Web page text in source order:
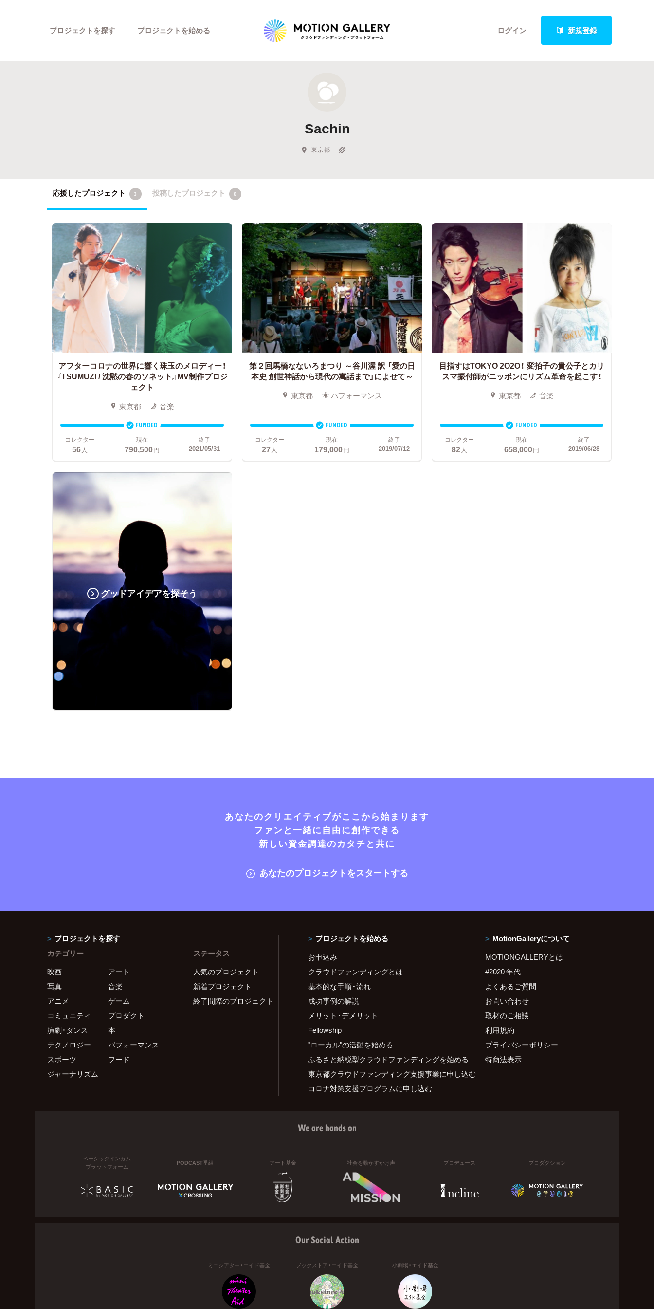
ログイン 新規登録
プロジェクトを探す
新着プロジェクト
Feature
キュレーターから探す
プロジェクトを始める
Sachin
東京都
応援したプロジェクト 3 投稿したプロジェクト 0
アフターコロナの世界に響く珠玉のメロディー！
『TSUMUZI / 沈黙の春のソネット』MV制作プロジ
ェクト
東京都 音楽
FUNDED
コレクター
56人
現在
790,500円
終了
2021/05/31
第２回馬橋なないろまつり ～谷川渥 訳 「愛の日
本史 創世神話から現代の寓話まで」によせて～
東京都 パフォーマンス
FUNDED
コレクター
27人
現在
179,000円
終了
2019/07/12
目指すはTOKYO 2O2O！ 変拍子の貴公子とカリ
スマ振付師がニッポンにリズム革命を起こす！
東京都 音楽
FUNDED
コレクター
82人
現在
658,000円
終了
2019/06/28
グッドアイデアを探そう
あなたのクリエイティブがここから始まります
ファンと一緒に自由に創作できる
新しい資金調達のカタチと共に
あなたのプロジェクトをスタートする
プロジェクトを探す
カテゴリー
映画
アート
写真
音楽
アニメ
ゲーム
コミュニティ
プロダクト
演劇・ダンス
本
テクノロジー
パフォーマンス
スポーツ
フード
ジャーナリズム
ステータス
人気のプロジェクト
新着プロジェクト
終了間際のプロジェクト
プロジェクトを始める
お申込み
クラウドファンディングとは
基本的な手順・流れ
成功事例の解説
メリット・デメリット
Fellowship
"ローカル"の活動を始める
ふるさと納税型クラウドファンディングを始める
東京都クラウドファンディング支援事業に申し込む
コロナ対策支援プログラムに申し込む
MotionGalleryについて
MOTIONGALLERYとは
#2020 年代
よくあるご質問
お問い合わせ
取材のご相談
利用規約
プライバシーポリシー
特商法表示
We are hands on
ベーシックインカム
プラットフォーム
PODCAST番組 アート基金 社会を動かすかけ声 プロデュース プロダクション
Our Social Action
ミニシアター・エイド基金 ブックストア・エイド基金 小劇場・エイド基金